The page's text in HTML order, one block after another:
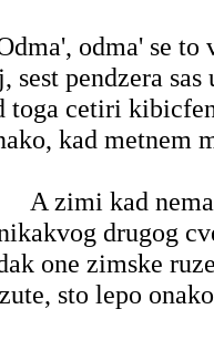
odma' se to
sest pendzera sas
toga cetiri
kad metnem
A zimi kad nema
drugog
one zimske
sto lepo